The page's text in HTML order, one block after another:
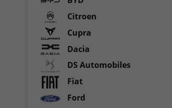
Citroen
Cupra
Dacia
DS Automobiles
Fiat
Ford